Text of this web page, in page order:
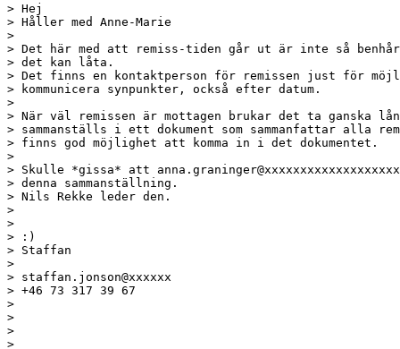
> Hej
> Håller med Anne-Marie
>
> Det här med att remiss-tiden går ut är inte så
> det kan låta.
> Det finns en kontaktperson för remissen just för
> kommunicera synpunkter, också efter datum.
>
> När väl remissen är mottagen brukar det ta ganska
> sammanställs i ett dokument som sammanfattar alla
> finns god möjlighet att komma in i det dokumentet.
>
> Skulle *gissa* att
> denna sammanställning.
> Nils Rekke leder den.
>
>
> :)
> Staffan
>
> staffan.jonson@xxxxxx
> +46 73 317 39 67
>
>
>
>